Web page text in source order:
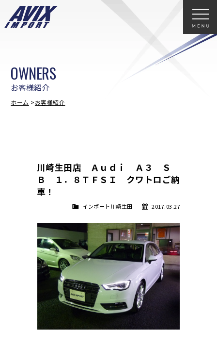
お客様紹介
OWNERS
ホーム お客様紹介
川崎生田店 Ａｕｄｉ Ａ３ Ｓ
Ｂ １．８ＴＦＳＩ クワトロご納
車！
2017.03.27
インポート川崎生田